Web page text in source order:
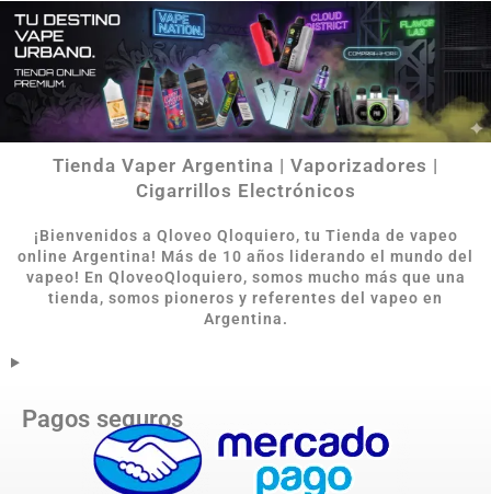
Tienda Vaper Argentina | Vaporizadores |
Cigarrillos Electrónicos
¡Bienvenidos a Qloveo Qloquiero, tu Tienda de vapeo
online Argentina! Más de 10 años liderando el mundo del
vapeo! En QloveoQloquiero, somos mucho más que una
tienda, somos pioneros y referentes del vapeo en
Argentina.
Pagos seguros